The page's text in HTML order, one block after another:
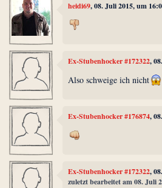
heidi69, 08. Juli 2015, um
Ex-Stubenhocker #172322,
Also schweige ich nicht
Ex-Stubenhocker #176874,
Ex-Stubenhocker #172322,
zuletzt bearbeitet am 08. Juli